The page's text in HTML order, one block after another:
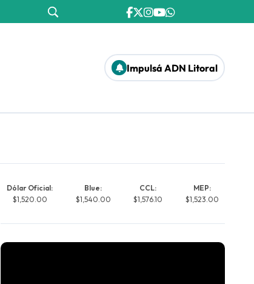
Impulsá ADN Litoral
Dólar Oficial:
$1,520.00
Blue:
$1,540.00
CCL:
$1,576.10
MEP:
$1,523.00